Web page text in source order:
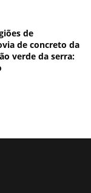
de
de concreto da
verde da serra: